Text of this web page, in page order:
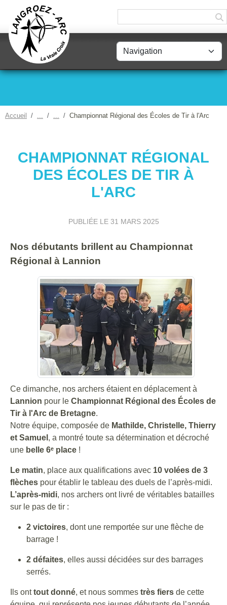
Accueil Championnat Régional des Écoles de Tir à l'Arc
CHAMPIONNAT RÉGIONAL
DES ÉCOLES DE TIR À
L'ARC
PUBLIÉE LE 31 MARS 2025
Nos débutants brillent au Championnat
Régional à Lannion
Ce dimanche, nos archers étaient en déplacement à
Lannion pour le Championnat Régional des Écoles de
Tir à l'Arc de Bretagne.
Notre équipe, composée de Mathilde, Christelle, Thierry
et Samuel , a montré toute sa détermination et décroché
une belle 6ᵉ place !
Le matin, place aux qualifications avec 10 volées de 3
flèches pour établir le tableau des duels de l’après-midi.
L’après-midi, nos archers ont livré de véritables batailles
sur le pas de tir :
2 victoires, dont une remportée sur une flèche de
barrage !
2 défaites, elles aussi décidées sur des barrages
serrés.
Ils onttout donné, et nous sommes très fiers de cette
Panneau de gestion des cookies